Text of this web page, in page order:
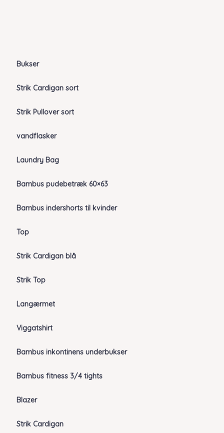
Bukser
Strik Cardigan sort
Strik Pullover sort
vandflasker
Laundry Bag
Bambus pudebetræk 60×63
Bambus indershorts til kvinder
Top
Strik Cardigan blå
Strik Top
Langærmet
Viggatshirt
Bambus inkontinens underbukser
Bambus fitness 3/4 tights
Blazer
Strik Cardigan